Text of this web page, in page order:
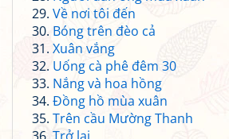
Về nơi tôi đến
Bóng trên đèo cả
Xuân vắng
Uống cà phê đêm 30
Nắng và hoa hồng
Đồng hồ mùa xuân
Trên cầu Mường Thanh